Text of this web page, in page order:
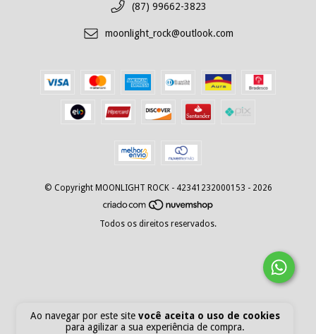
Ao navegar por este site você aceita o uso de cookies
para agilizar a sua experiência de compra.
(87) 99662-3823
moonlight_rock@outlook.com
© Copyright MOONLIGHT ROCK - 42341232000153 - 2026
Todos os direitos reservados.